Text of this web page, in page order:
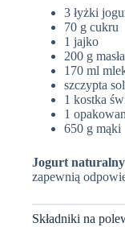
3 łyżki
70 g cukru
1 jajko
200 g masła
170 ml
szczypta
1 kostka
1
650 g mąki
Jogurt naturalny
zapewnią
Składniki na